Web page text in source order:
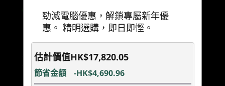
勁減電腦優惠，解鎖專屬新年優
惠。 精明選購，即日即慳。
估計價值HK$17,820.05
節省金額 -HK$4,690.96
NVIDIA
Freestyle
Shadowplay
Highlights
NVIDIA
® ®
Game Ready 驅動程式
私隱網絡攝影機電子快門開關
USB-A (USB 5Gbps)
AMD Ryzen™ 7
260 processor
作業系統
Up to Windows 11
Up to Intel®
Core™ Ultra 9
275HX
作業系統
Pro
*T&Cs apply
To borrow or not to borrow? Borrow only if you can
repay!